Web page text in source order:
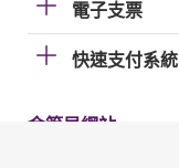
電子支票
快速支付系統
金管局網站